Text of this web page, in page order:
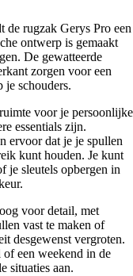
de rugzak Gerys Pro een
ontwerp is gemaakt
De gewatteerde
zorgen voor een
je schouders.
voor je persoonlijke
essentials zijn.
ervoor dat je je spullen
kunt houden. Je kunt
je sleutels opbergen in
voor detail, met
vast te maken of
desgewenst vergroten.
een weekend in de
situaties aan.